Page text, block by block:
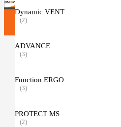
Dynamic VENT
(2)
ADVANCE
(3)
Function ERGO
(3)
PROTECT MS
(2)